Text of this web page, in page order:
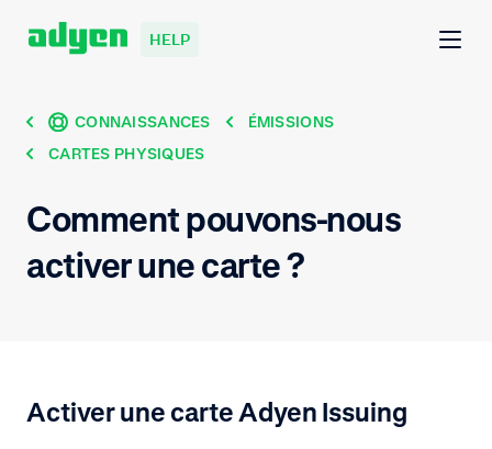
HELP
CONNAISSANCES
ÉMISSIONS
CARTES PHYSIQUES
Comment pouvons-nous
activer une carte ?
Activer une carte Adyen Issuing